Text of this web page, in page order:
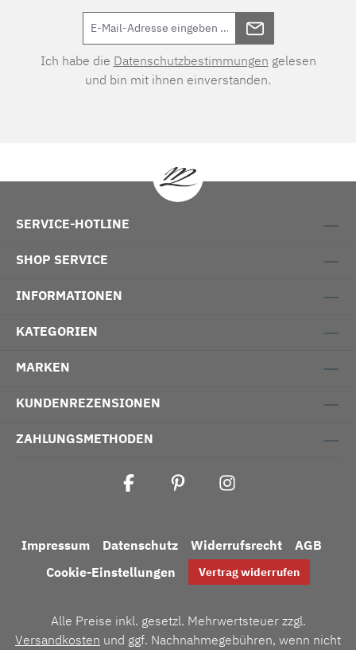
Ich habe die Datenschutzbestimmungen gelesen
und bin mit ihnen einverstanden.
SERVICE-HOTLINE
SHOP SERVICE
INFORMATIONEN
KATEGORIEN
MARKEN
KUNDENREZENSIONEN
ZAHLUNGSMETHODEN
Impressum Datenschutz Widerrufsrecht
AGB
Cookie-Einstellungen
Vertrag widerrufen
Alle Preise inkl. gesetzl. Mehrwertsteuer zzgl.
Versandkosten und ggf. Nachnahmegebühren, wenn nicht